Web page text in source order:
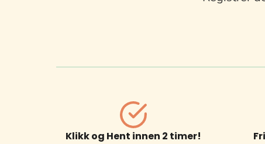
Klikk og Hent innen 2 timer!